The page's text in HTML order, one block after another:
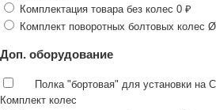
Комплектация товара без колес 0 ₽
Комплект поворотных болтовых колес
Доп. оборудование
Полка "бортовая" для установки
Комплект колес